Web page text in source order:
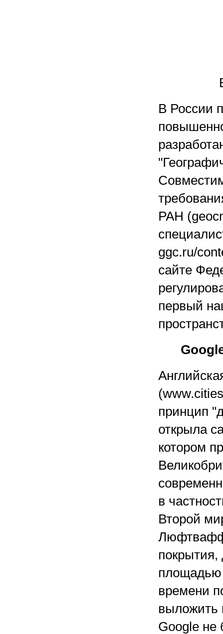
В России
РАН
ggc.ru/
сайте
первый
принцип
открыла
котором
в
Второй
покрытия,
площадью
времени
выложить
Google не